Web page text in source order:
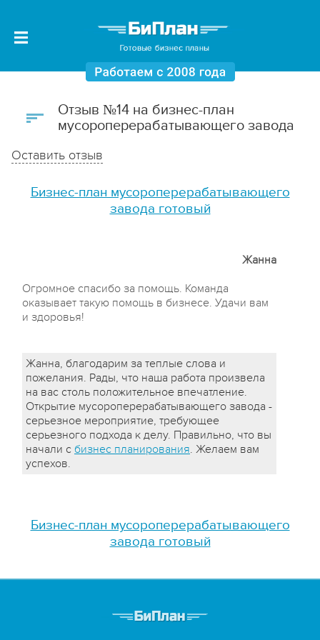
Отзыв №14 на бизнес-план
мусороперерабатывающего завода
Оставить отзыв
Бизнес-план мусороперерабатывающего
завода готовый
Жанна
Огромное спасибо за помощь. Команда
оказывает такую помощь в бизнесе. Удачи вам
и здоровья!
Жанна, благодарим за теплые слова и
пожелания. Рады, что наша работа произвела
на вас столь положительное впечатление.
Открытие мусороперерабатывающего завода -
серьезное мероприятие, требующее
серьезного подхода к делу. Правильно, что вы
начали с бизнес планирования. Желаем вам
успехов.
Бизнес-план мусороперерабатывающего
завода готовый